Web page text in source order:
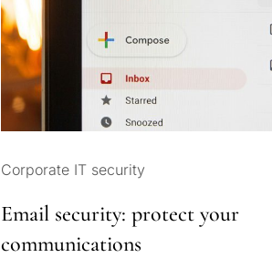
Corporate IT security
Email security: protect your
communications